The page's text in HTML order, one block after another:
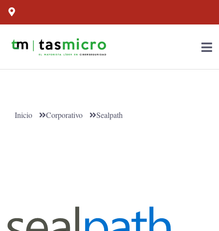
Inicio Corporativo Sealpath